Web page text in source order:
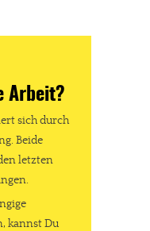
Arbeit?
sich durch
Beide
letzten
kannst Du